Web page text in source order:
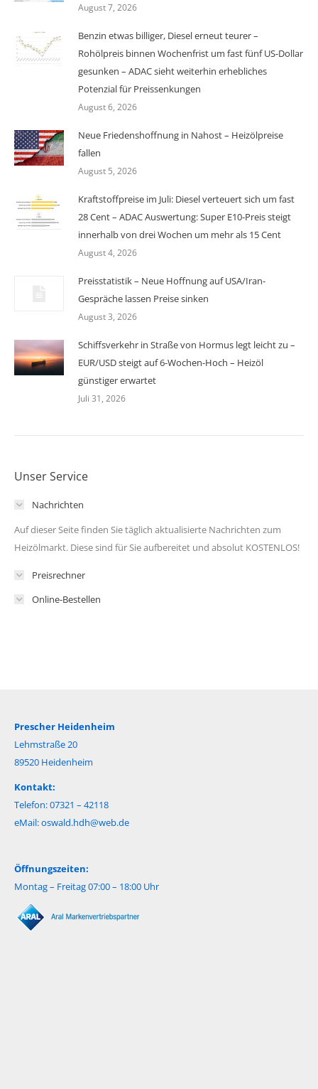
August 7, 2026
Benzin etwas billiger, Diesel erneut teurer –
Rohölpreis binnen Wochenfrist um fast fünf US-Dollar
gesunken – ADAC sieht weiterhin erhebliches
Potenzial für Preissenkungen
August 6, 2026
Neue Friedenshoffnung in Nahost – Heizölpreise
fallen
August 5, 2026
Kraftstoffpreise im Juli: Diesel verteuert sich um fast
28 Cent – ADAC Auswertung: Super E10-Preis steigt
innerhalb von drei Wochen um mehr als 15 Cent
August 4, 2026
Preisstatistik – Neue Hoffnung auf USA/Iran-
Gespräche lassen Preise sinken
August 3, 2026
Schiffsverkehr in Straße von Hormus legt leicht zu –
EUR/USD steigt auf 6-Wochen-Hoch – Heizöl
günstiger erwartet
Juli 31, 2026
Unser Service
Nachrichten
Auf dieser Seite finden Sie täglich aktualisierte Nachrichten zum
Heizölmarkt. Diese sind für Sie aufbereitet und absolut KOSTENLOS!
Preisrechner
Online-Bestellen
Prescher Heidenheim
Lehmstraße 20
89520 Heidenheim
Kontakt:
Telefon: 07321 – 42118
eMail:oswald.hdh@web.de
Öffnungszeiten:
Montag – Freitag 07:00 – 18:00 Uhr